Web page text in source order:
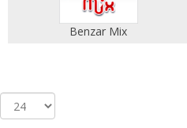
Benzar Mix